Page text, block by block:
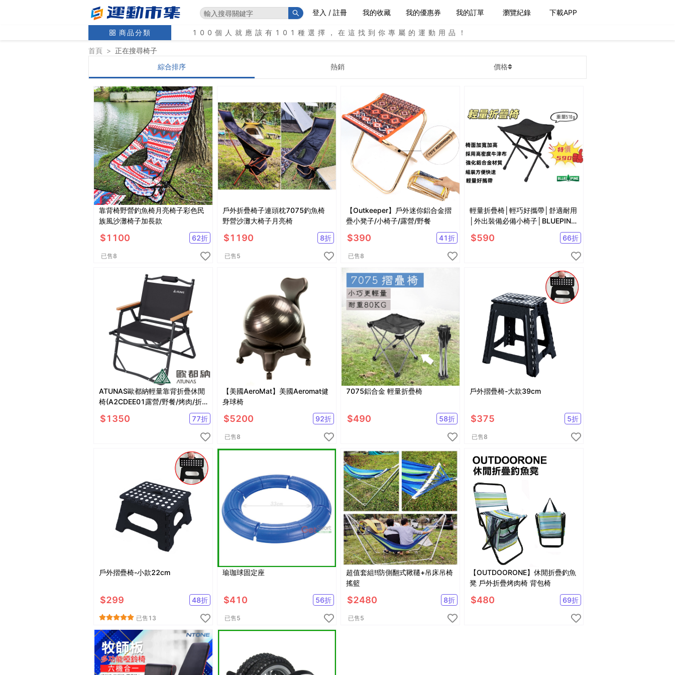
登入 / 註冊 我的收藏 我的優惠券 我的訂單 瀏覽紀錄 下載APP
商品分類 100個人就應該有101種選擇，在這找到你專屬的運動用品！
首頁 > 正在搜尋椅子
綜合排序
熱銷 價格
靠背椅野營釣魚椅月亮椅子彩色民
族風沙灘椅子加長款
$1100 62折
已售8
戶外折疊椅子連頭枕7075釣魚椅
野營沙灘大椅子月亮椅
$1190 8折
已售5
【Outkeeper】戶外迷你鋁合金摺
疊小凳子/小椅子/露營/野餐
$390 41折
已售8
輕量折疊椅│輕巧好攜帶│舒適耐用
│外出裝備必備小椅子│BLUEPINE
$590 66折
ATUNAS歐都納輕量靠背折疊休閒
椅(A2CDEE01露營/野餐/烤肉/折
$1350 77折
【美國AeroMat】美國Aeromat健
身球椅
$5200 92折
已售8
7075鋁合金 輕量折疊椅
$490 58折
戶外摺疊椅-大款39cm
$375 5折
已售8
戶外摺疊椅-小款22cm
$299 48折
已售 13
瑜珈球固定座
$410 56折
已售5
超值套組!!防側翻式鞦韆+吊床吊椅
搖籃
$2480 8折
已售5
【OUTDOORONE】休閒折疊釣魚
凳 戶外折疊烤肉椅 背包椅
$480 69折